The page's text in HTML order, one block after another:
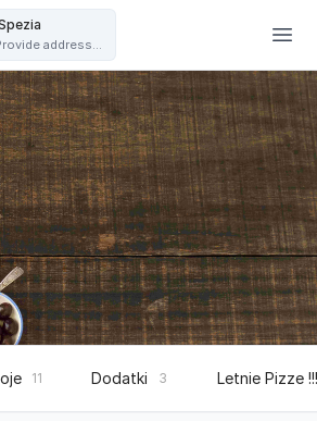
address...
11 Dodatki 3 Letnie Pizze !!!